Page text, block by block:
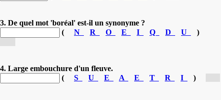
3. De quel mot 'boréal' est-il un synonyme ?
(
N R O E I Q D U
)
4. Large embouchure d'un fleuve.
(
S U E A E T R I )